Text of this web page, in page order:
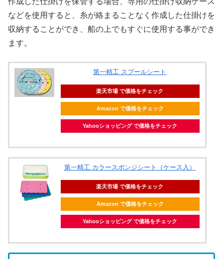
などを使用すると、糸が絡まることなく作成した仕掛けを
収納することができ、船の上でもすぐに使用する事ができ
ます。
第一精工 スプールシート
楽天市場 で価格をチェック
Amazon で価格をチェック
Yahooショッピング で価格をチェック
第一精工 カラースポンジシート（ケース入）
楽天市場 で価格をチェック
Amazon で価格をチェック
Yahooショッピング で価格をチェック